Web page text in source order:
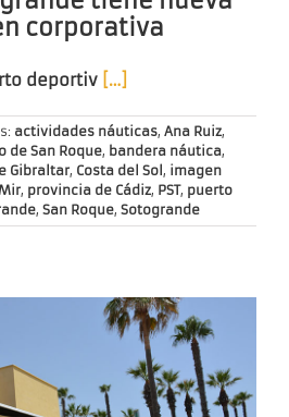
corporativa
deportiv […]
actividades náuticas, Ana Ruiz,
de San Roque, bandera náutica,
Gibraltar, Costa del Sol , imagen
, provincia de Cádiz, PST, puerto
, San Roque, Sotogrande